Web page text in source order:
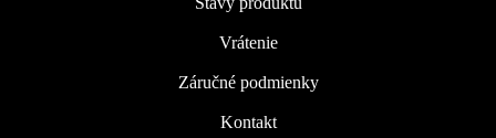
Vrátenie
Záručné podmienky
Kontakt